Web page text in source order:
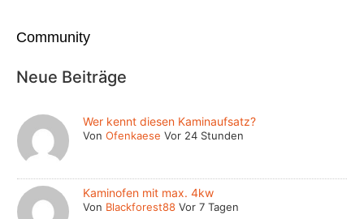
Community
Neue Beiträge
Wer kennt diesen Kaminaufsatz?
VonOfenkaese Vor 24 Stunden
Kaminofen mit max. 4kw
Von Blackforest88 Vor 7 Tagen